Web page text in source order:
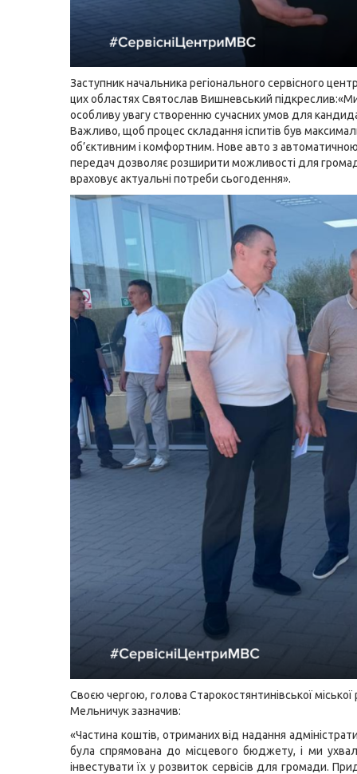
Заступник начальника регіонального сервісного
цих областях Святослав Вишневський
особливу увагу створенню сучасних умов для
Важливо, щоб процес складання іспитів був
об’єктивним і комфортним. Нове авто з
передач дозволяє розширити можливості для
враховує актуальні потреби сьогодення».
Своєю чергою, голова Старокостянтинівської
Мельничук зазначив:
«Частина коштів, отриманих від надання
була спрямована до місцевого бюджету, і ми
інвестувати їх у розвиток сервісів для громади.